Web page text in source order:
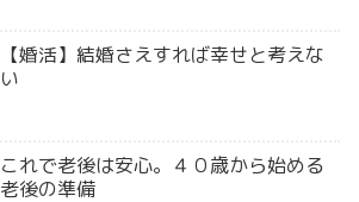
【婚活】結婚さえすれば幸せと考えな
い
これで老後は安心。４０歳から始める
老後の準備